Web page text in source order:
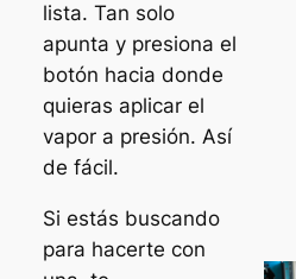
lista. Tan solo
apunta y presiona el
botón hacia donde
quieras aplicar el
vapor a presión. Así
de fácil.
Si estás buscando
para hacerte con